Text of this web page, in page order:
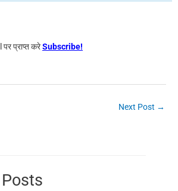
प्राप्त करेSubscribe!
Next Post →